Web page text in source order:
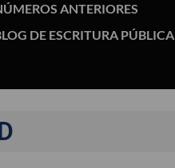
ANTERIORES
DE ESCRITURA PÚBLICA